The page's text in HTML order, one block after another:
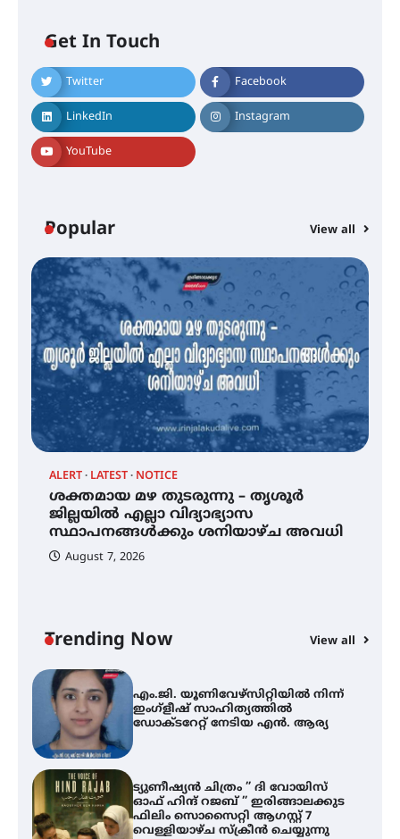
Get In Touch
Twitter Facebook
LinkedIn Instagram
YouTube
Popular View all
ALERT LATEST NOTICE
ശക്തമായ മഴ തുടരുന്നു – തൃശൂർ
ജില്ലയിൽ എല്ലാ വിദ്യാഭ്യാസ
സ്ഥാപനങ്ങൾക്കും ശനിയാഴ്ച അവധി
August 7, 2026
Trending Now View all
എം.ജി. യൂണിവേഴ്‌സിറ്റിയിൽ നിന്ന്
ഇംഗ്ളീഷ് സാഹിത്യത്തിൽ
ഡോക്ടറേറ്റ് നേടിയ എൻ. ആര്യ
വെള്ളിയാഴ്ച സ്‌ക്രീൻ ചെയ്യുന്നു
സെന്റ് ജോസഫ്സ് കോളജ്
കോമേഴ്‌സ് അസോസിയേഷന്
തുടക്കമായി
കോമേഴ്സ് എക്സ്പോയുമായി
എസ് എൻ ഹയർ സെക്കൻഡറി
വിദ്യാർത്ഥികൾ
സർഗ്ഗസാഹിതി- കവിതാസംഗമം
2026 കവിതാ ചർച്ച കാട്ടൂർ, ടി. കെ.
ബാലൻ ഹാളിൽ 16ന്
അവധി
എം.ജി. യൂണിവേഴ്‌സിറ്റിയിൽ നിന്ന്
ഇംഗ്ളീഷ് സാഹിത്യത്തിൽ
ഡോക്ടറേറ്റ് നേടിയ എൻ. ആര്യ
ട്യുണീഷ്യൻ ചിത്രം ” ദി വോയിസ്
ഓഫ് ഹിന്ദ് റജബ് ” ഇരിങ്ങാലക്കുട
ഫിലിം സൊസൈറ്റി ആഗസ്റ്റ് 7
വെള്ളിയാഴ്ച സ്‌ക്രീൻ ചെയ്യുന്നു